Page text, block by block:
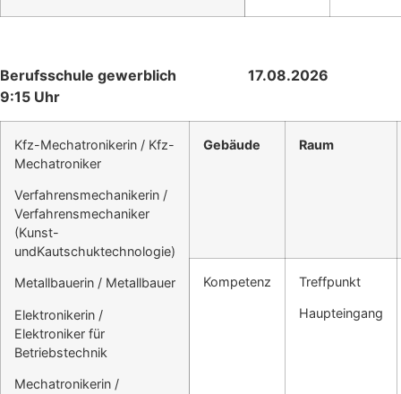
Berufsschule gewerblich 17.08.2026
9:15 Uhr
Kfz-Mechatronikerin / Kfz-
Mechatroniker
Verfahrensmechanikerin /
Verfahrensmechaniker
(Kunst-
undKautschuktechnologie)
Metallbauerin / Metallbauer
Elektronikerin /
Elektroniker für
Betriebstechnik
Mechatronikerin /
Gebäude Raum
Kompetenz Treffpunkt
Haupteingang